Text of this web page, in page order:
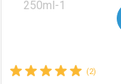
(2)
AVISE-ME